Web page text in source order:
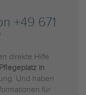
+49 671
direkte Hilfe
in
Und haben
für